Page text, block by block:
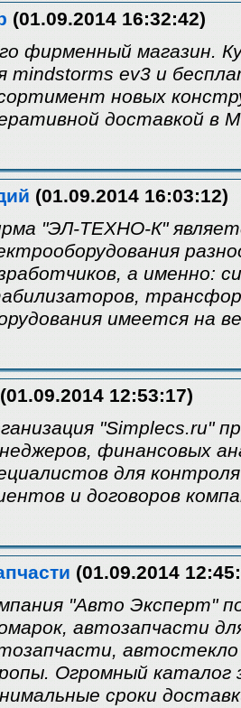
(01.09.2014 16:32:42)
фирменный магазин.
mindstorms ev3 и
новых
доставкой в
(01.09.2014 16:03:12)
"ЭЛ-ТЕХНО-К"
а именно:
имеется на
(01.09.2014 12:53:17)
"Simplecs.ru"
финансовых
для
и договоров
(01.09.2014
"Авто Эксперт"
автозапчасти
Огромный каталог
сроки